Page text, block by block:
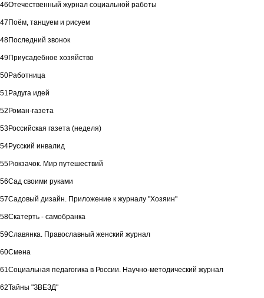
46Отечественный журнал социальной работы
47 Поём, танцуем и рисуем
48Последний звонок
49Приусадебное хозяйство
50Работница
51 Радуга идей
52 Роман-газета
53Российская газета (неделя)
54Русский инвалид
55Рюкзачок. Мир путешествий
56Сад своими руками
57Садовый дизайн. Приложение к журналу "Хозяин"
58Скатерть - самобранка
59Славянка. Православный женский журнал
60Смена
61Социальная педагогика в России. Научно-методический журнал
62Тайны "ЗВЕЗД"